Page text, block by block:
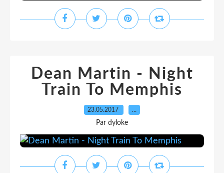
Dean Martin - Night
Train To Memphis
23.05.2017 …
Par dyloke